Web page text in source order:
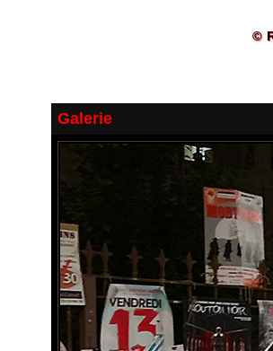
©
Galerie